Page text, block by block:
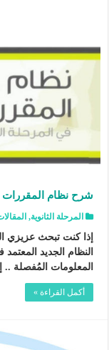
شرح نظام المقررات
المرحلة الثانوية,
إذا كنت تبحث عزيزي
النظام الجديد
المعلومات المُفصلة
أكمل القراءة »